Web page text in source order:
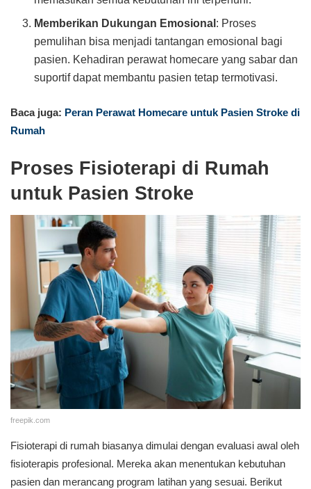
Memberikan Dukungan Emosional : Proses
pemulihan bisa menjadi tantangan emosional bagi
pasien. Kehadiran perawat homecare yang sabar dan
suportif dapat membantu pasien tetap termotivasi.
Baca juga: Peran Perawat Homecare untuk Pasien Stroke di
Rumah
Proses Fisioterapi di Rumah
untuk Pasien Stroke
freepik.com
Fisioterapi di rumah biasanya dimulai dengan evaluasi awal oleh
fisioterapis profesional. Mereka akan menentukan kebutuhan
pasien dan merancang program latihan yang sesuai. Berikut